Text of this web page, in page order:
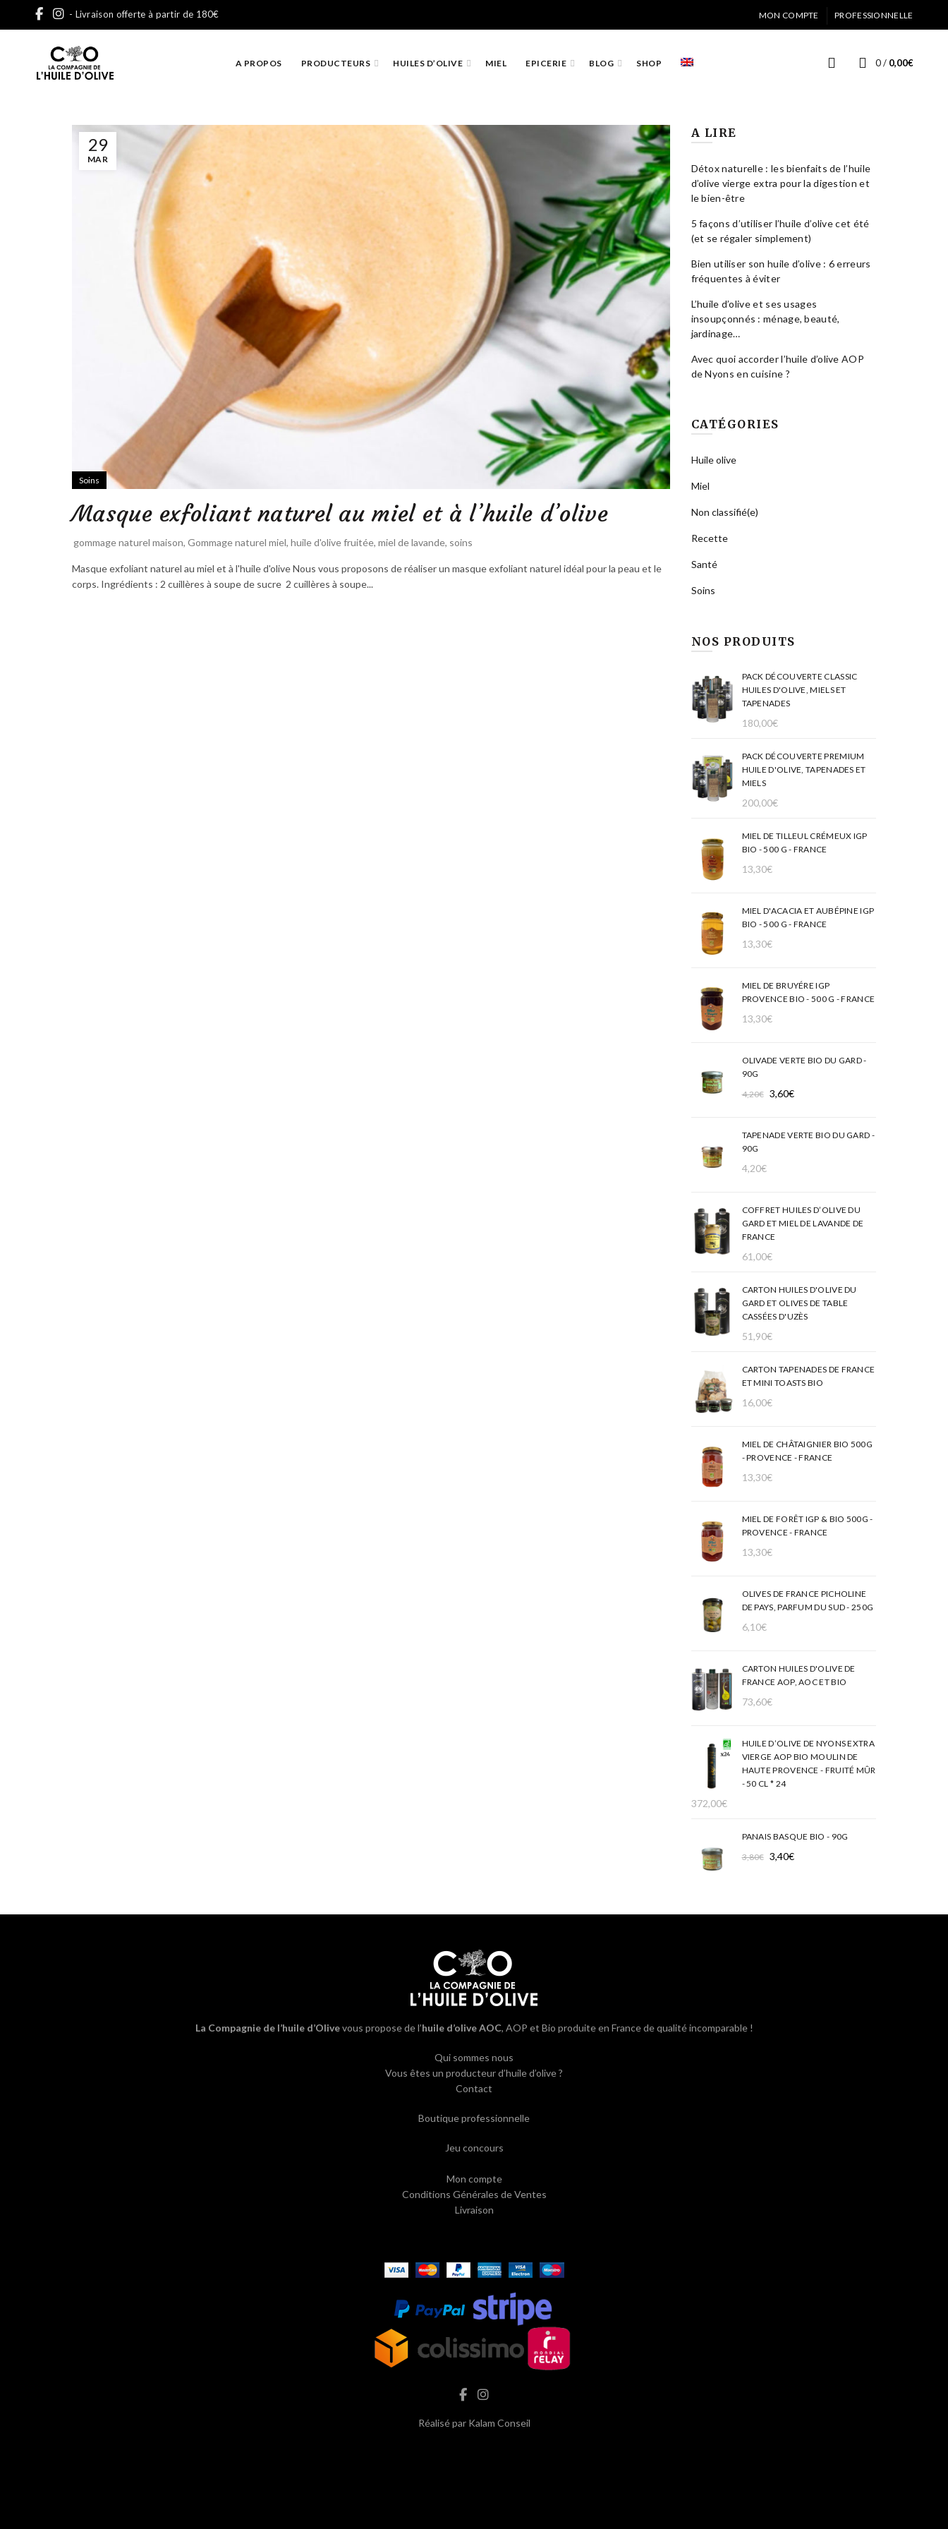
- Livraison offerte à partir de 180€ MON COMPTE PROFESSIONNELLE
A PROPOS PRODUCTEURS HUILES D’OLIVE MIEL EPICERIE BLOG SHOP 0 / 0,00€
29
MAR
Soins
Masque exfoliant naturel au miel et à l’huile d’olive
gommage naturel maison, Gommage naturel miel, huile d'olive fruitée, miel de lavande, soins
Masque exfoliant naturel au miel et à l'huile d'olive Nous vous proposons de réaliser un masque exfoliant naturel idéal pour la peau et le
corps. Ingrédients : 2 cuillères à soupe de sucre 2 cuillères à soupe...
A LIRE
Détox naturelle : les bienfaits de l’huile
d’olive vierge extra pour la digestion et
le bien-être
5 façons d’utiliser l’huile d’olive cet été
(et se régaler simplement)
Bien utiliser son huile d’olive : 6 erreurs
fréquentes à éviter
L’huile d’olive et ses usages
insoupçonnés : ménage, beauté,
jardinage…
Avec quoi accorder l’huile d’olive AOP
de Nyons en cuisine ?
CATÉGORIES
Huile olive
Miel
Non classifié(e)
Recette
Santé
Soins
NOS PRODUITS
PACK DÉCOUVERTE CLASSIC
HUILES D'OLIVE, MIELS ET
TAPENADES
180,00€
PACK DÉCOUVERTE PREMIUM
HUILE D'OLIVE, TAPENADES ET
MIELS
200,00€
MIEL DE TILLEUL CRÉMEUX IGP
BIO - 500 G - FRANCE
13,30€
MIEL D'ACACIA ET AUBÉPINE IGP
BIO - 500 G - FRANCE
13,30€
MIEL DE BRUYÉRE IGP
PROVENCE BIO - 500 G - FRANCE
13,30€
OLIVADE VERTE BIO DU GARD -
90G
4,20€ Le
était :
3,60€
est :
TAPENADE VERTE BIO DU GARD -
90G
4,20€
COFFRET HUILES D’OLIVE DU
GARD ET MIEL DE LAVANDE DE
FRANCE
61,00€
CARTON HUILES D'OLIVE DU
GARD ET OLIVES DE TABLE
CASSÉES D'UZÈS
51,90€
CARTON TAPENADES DE FRANCE
ET MINI TOASTS BIO
16,00€
MIEL DE CHÂTAIGNIER BIO 500G
- PROVENCE - FRANCE
13,30€
MIEL DE FORÊT IGP & BIO 500G -
PROVENCE - FRANCE
13,30€
OLIVES DE FRANCE PICHOLINE
DE PAYS, PARFUM DU SUD - 250G
6,10€
CARTON HUILES D'OLIVE DE
FRANCE AOP, AOC ET BIO
73,60€
HUILE D’OLIVE DE NYONS EXTRA
VIERGE AOP BIO MOULIN DE
HAUTE PROVENCE - FRUITÉ MÛR
- 50 CL * 24
372,00€
PANAIS BASQUE BIO - 90G
3,80€ Le
3,80€.
3,40€
3,40€.
La Compagnie de l’huile d’Olivevous propose de l’huile d’olive AOC, AOP et Bio produite en France de qualité incomparable !
Qui sommes nous
Vous êtes un producteur d’huile d’olive ?
Contact
Boutique professionnelle
Jeu concours
Mon compte
Conditions Générales de Ventes
Livraison
Réalisé par Kalam Conseil